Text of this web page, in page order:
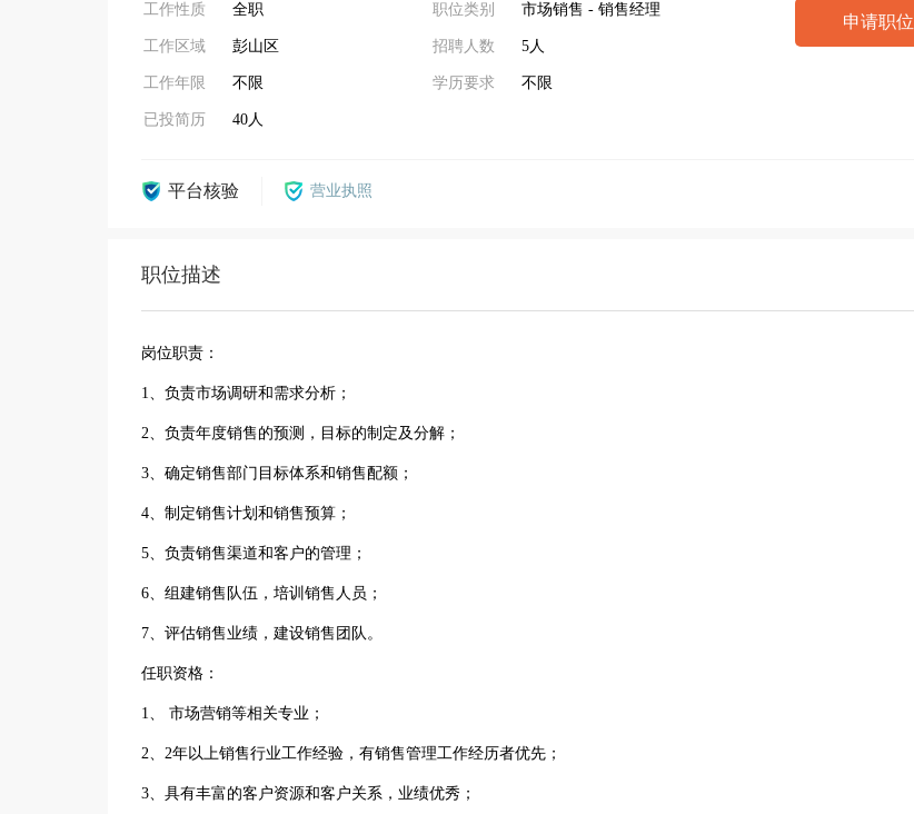
工作性质 全职
工作区域 彭山区
工作年限 不限
已投简历 40人
职位类别 市场销售 - 销售经理
招聘人数 5人
学历要求 不限
申请职位
平台核验 营业执照
职位描述
岗位职责：
1、负责市场调研和需求分析；
2、负责年度销售的预测，目标的制定及分解；
3、确定销售部门目标体系和销售配额；
4、制定销售计划和销售预算；
5、负责销售渠道和客户的管理；
6、组建销售队伍，培训销售人员；
7、评估销售业绩，建设销售团队。
任职资格：
1、 市场营销等相关专业；
2、2年以上销售行业工作经验，有销售管理工作经历者优先；
3、具有丰富的客户资源和客户关系，业绩优秀；